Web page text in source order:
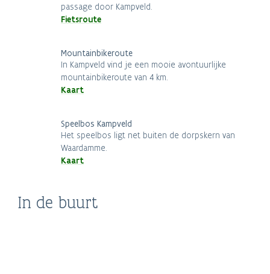
passage door Kampveld.
Fietsroute
Mountainbikeroute
In Kampveld vind je een mooie avontuurlijke
mountainbikeroute van 4 km.
Kaart
Speelbos Kampveld
Het speelbos ligt net buiten de dorpskern van
Waardamme.
Kaart
In de buurt
Eeuwenoud Brugge